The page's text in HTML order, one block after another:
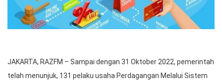
JAKARTA, RAZFM – Sampai dengan 31 Oktober 2022, pemerintah
telah menunjuk, 131 pelaku usaha Perdagangan Melalui Sistem